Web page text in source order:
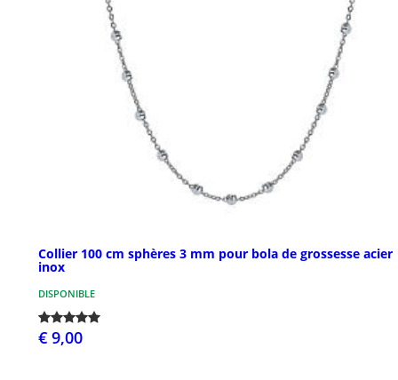
Collier 100 cm sphères 3 mm pour bola de grossesse acier
inox
DISPONIBLE
€ 9,00